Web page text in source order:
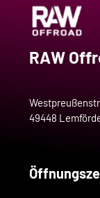
RAW
49448